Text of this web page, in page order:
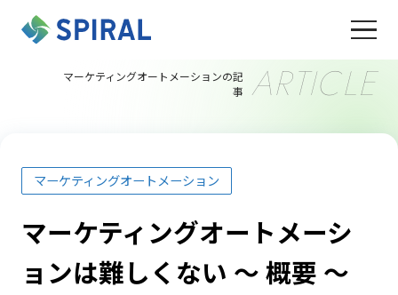
マーケティングオートメーションの記
事
ARTICLE
マーケティングオートメーション
マーケティングオートメーシ
ョンは難しくない ～ 概要 ～